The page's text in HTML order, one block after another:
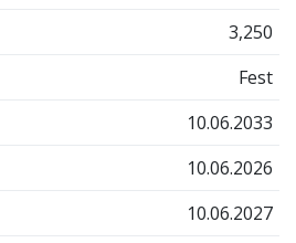
3,250
Fest
10.06.2033
10.06.2026
10.06.2027